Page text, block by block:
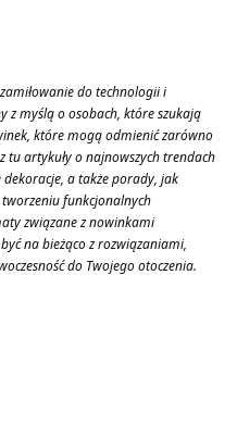
do technologii i
z myślą o osobach, które szukają
które mogą odmienić zarówno
tu artykuły o najnowszych trendach
a także porady, jak
funkcjonalnych
związane z nowinkami
na bieżąco z rozwiązaniami,
do Twojego otoczenia.